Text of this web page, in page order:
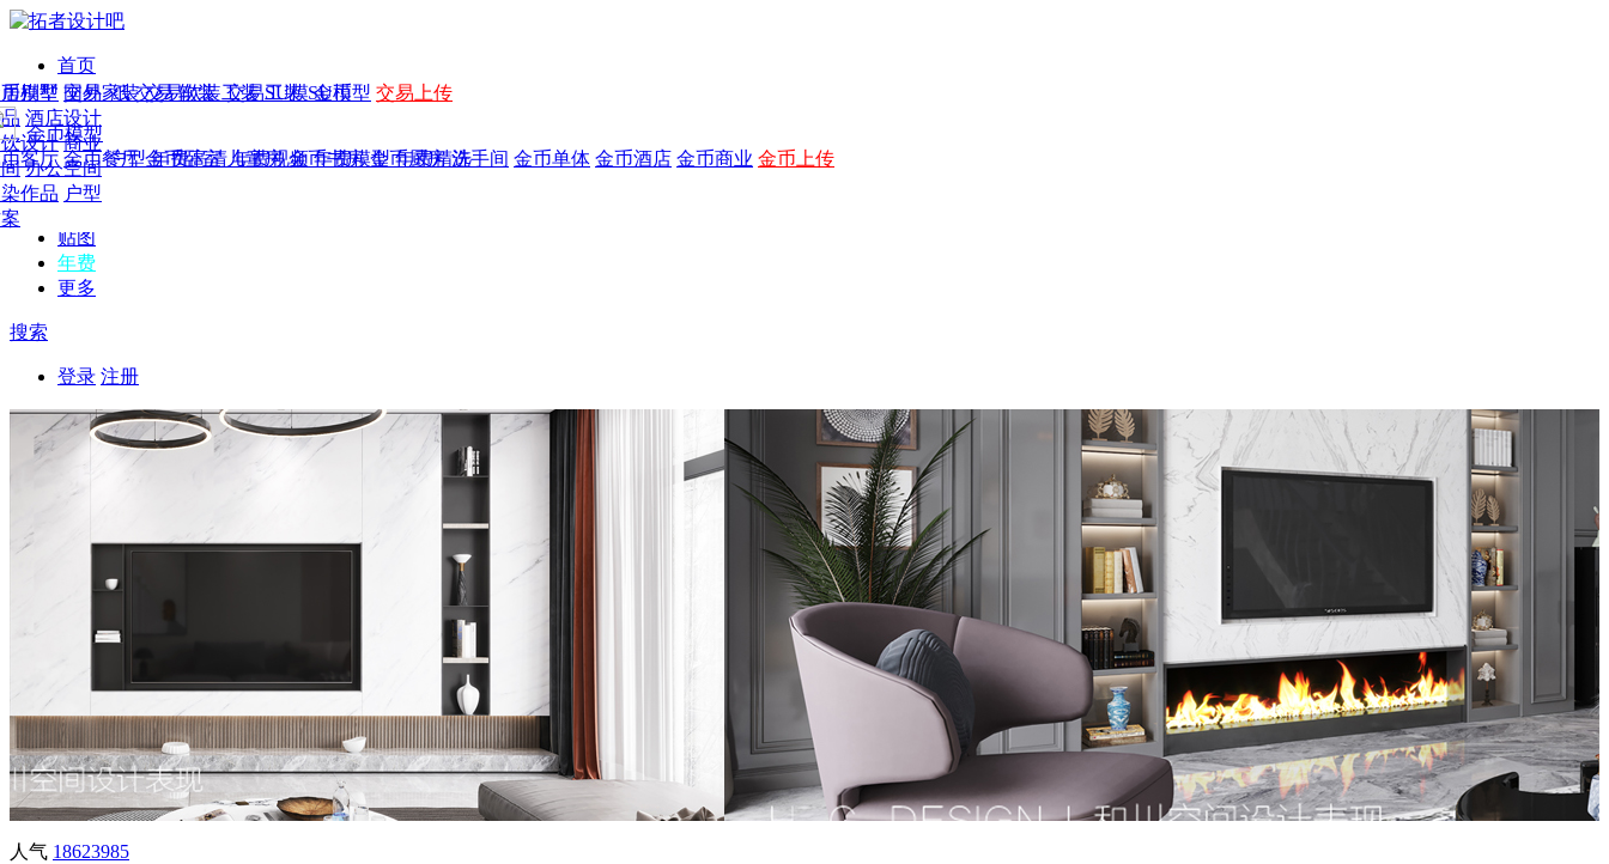
首页
发现
年费 作品 图纸 交易 软装 工装 SU模 金币
年费版块
费图纸 年费户型 年费高清 年费视频 年费模型 年费精选
作品
别墅 国外
酒店设计
设计 商业
办公空间
作品 户型
模型
模型 交易家装 交易软装 交易工装 SU模型 交易上传
金币模型
客厅 金币餐厅 金币卧室 儿童房 金币书房 金币厨房 洗手间 金币单体 金币酒店 金币商业 金币上传
CAD
概念
贴图
年费
更多
搜索
登录 注册
人气 18623985